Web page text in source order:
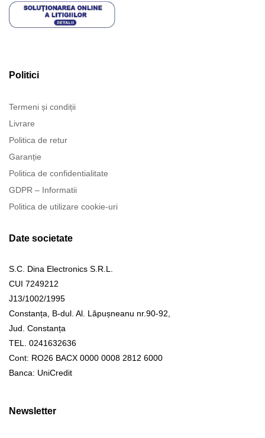
Politici
Termeni și condiții
Livrare
Politica de retur
Garanție
Politica de confidentialitate
GDPR – Informatii
Politica de utilizare cookie-uri
Date societate
S.C. Dina Electronics S.R.L.
CUI 7249212
J13/1002/1995
Constanța, B-dul. Al. Lăpușneanu nr.90-92,
Jud. Constanța
TEL. 0241632636
Cont: RO26 BACX 0000 0008 2812 6000
Banca: UniCredit
Newsletter